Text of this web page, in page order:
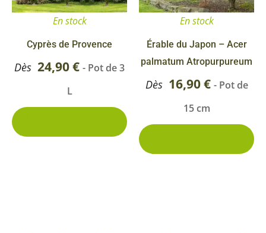
En stock
Cyprès de Provence
Dès 24,90€ - Pot de 3
L
options
choisies
du
produit
En stock
Érable du Japon – Acer
palmatum Atropurpureum
Dès 16,90€ - Pot de
15 cm